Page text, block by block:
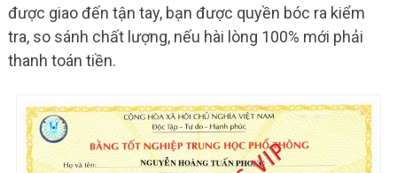
được giao đến tận tay, bạn được quyền bóc ra kiểm
tra, so sánh chất lượng, nếu hài lòng 100% mới phải
thanh toán tiền.